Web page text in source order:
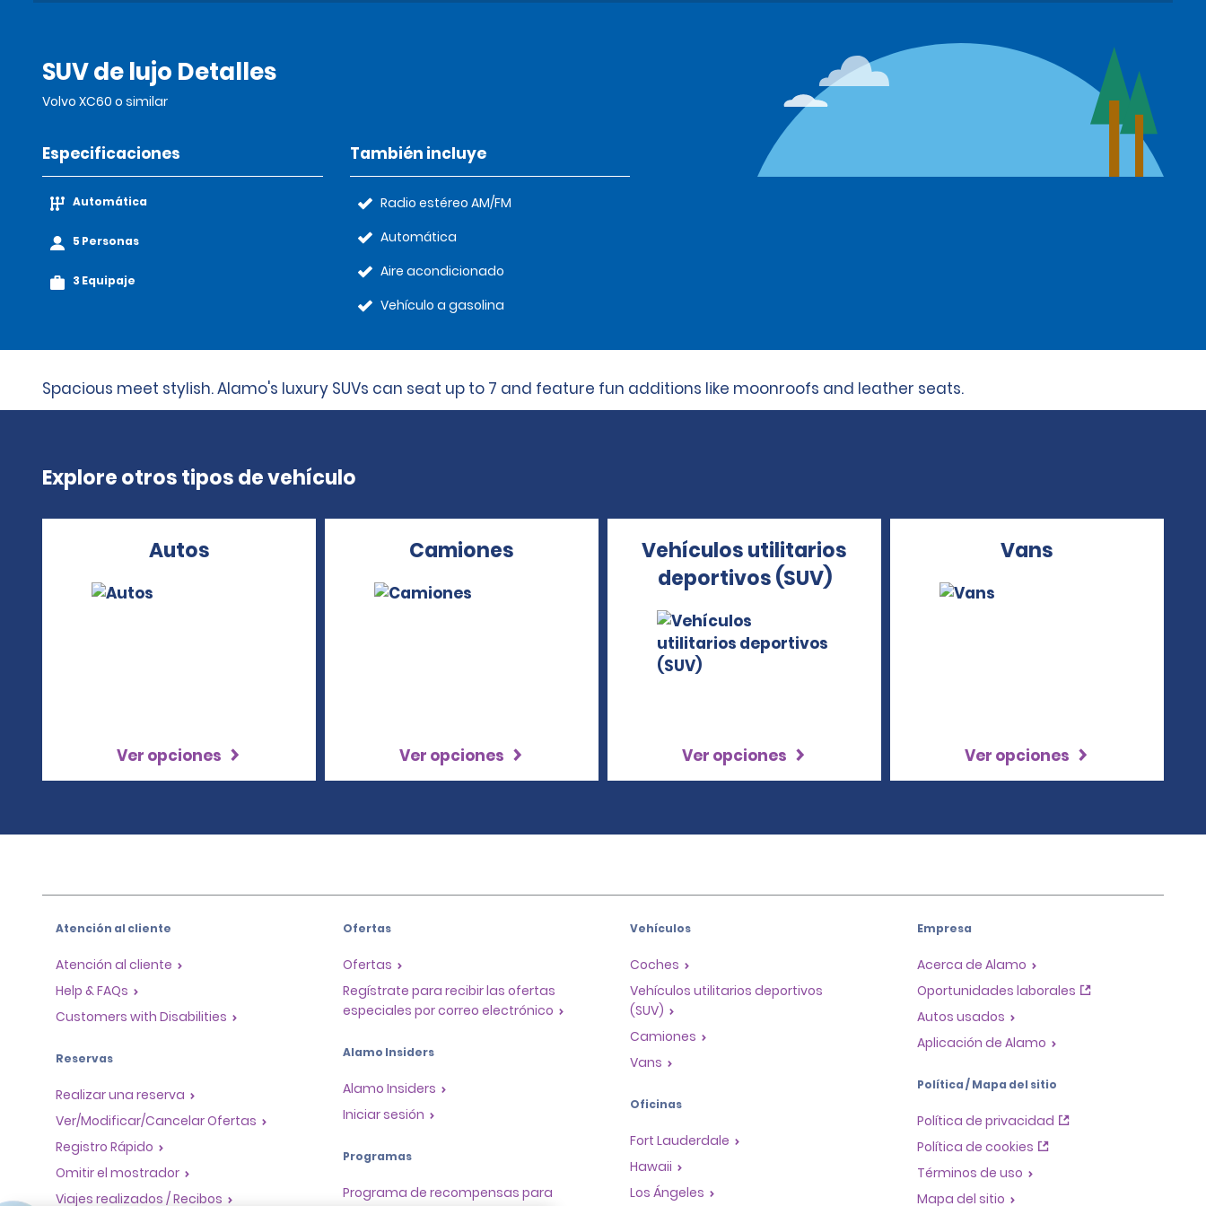
SUV de lujo Detalles
Volvo XC60 o similar
Especificaciones
Automática
5 Personas
3 Equipaje
También incluye
Radio estéreo AM/FM
Automática
Aire acondicionado
Vehículo a gasolina
Spacious meet stylish. Alamo's luxury SUVs can seat up to 7 and feature fun additions like moonroofs and leather seats.
Explore otros tipos de vehículo
Autos
Ver opciones
Camiones
Ver opciones
Vehículos utilitarios
deportivos (SUV)
Ver opciones
Vans
Ver opciones
Atención al cliente
Atención al cliente
Help & FAQs
Customers with Disabilities
Reservas
Realizar una reserva
Ver/Modificar/Cancelar Ofertas
Registro Rápido
Omitir el mostrador
Viajes realizados / Recibos
Ofertas
Ofertas
Regístrate para recibir las ofertas
especiales por correo electrónico
Alamo Insiders
Alamo Insiders
Iniciar sesión
Programas
Programa de recompensas para
Vehículos
Coches
Vehículos utilitarios deportivos
(SUV)
Camiones
Vans
Oficinas
Fort Lauderdale
Hawaii
Los Ángeles
Empresa
Acerca de Alamo
Oportunidades laborales
Autos usados
Aplicación de Alamo
Política / Mapa del sitio
Política de privacidad
Política de cookies
Términos de uso
Mapa del sitio